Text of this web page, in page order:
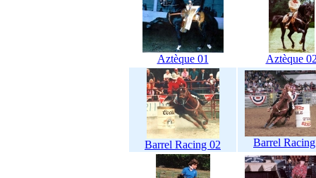
Aztèque 01 Aztèque
Barrel Racing 02 Barrel